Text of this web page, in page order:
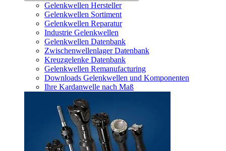
Gelenkwellen Hersteller
Gelenkwellen Sortiment
Gelenkwellen Reparatur
Industrie Gelenkwellen
Gelenkwellen Datenbank
Zwischenwellenlager Datenbank
Kreuzgelenke Datenbank
Gelenkwellen Remanufacturing
Downloads Gelenkwellen und Komponenten
Ihre Kardanwelle nach Maß